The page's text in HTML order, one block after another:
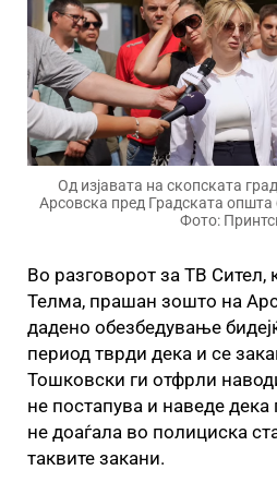
Од изјавата на скопската
Арсовска пред Градската општа
Фото:
Во разговорот за ТВ Сител,
Телма, прашан зошто на
дадено обезбедување
период тврди дека и се
Тошковски ги отфрли
не постапува и наведе дека
не доаѓала во полициска
таквите закани.